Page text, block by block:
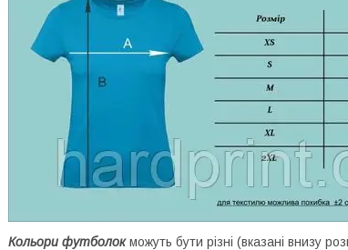
Кольори футболокможуть бути різні (вказані внизу